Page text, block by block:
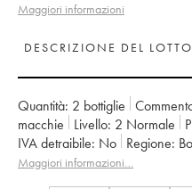
Maggiori informazioni
DESCRIZIONE DEL LOTTO
Quantità: 2 bottiglie
macchie
Livello: 2 Normale
IVA detraibile:
no Regione:
Denominazione: Pessac-Léognan
Maggiori informazioni…